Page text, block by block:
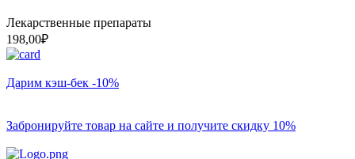
Лекарственные препараты
198,00₽
Дарим кэш-бек -10%
Забронируйте товар на сайте и получите скидку 10%